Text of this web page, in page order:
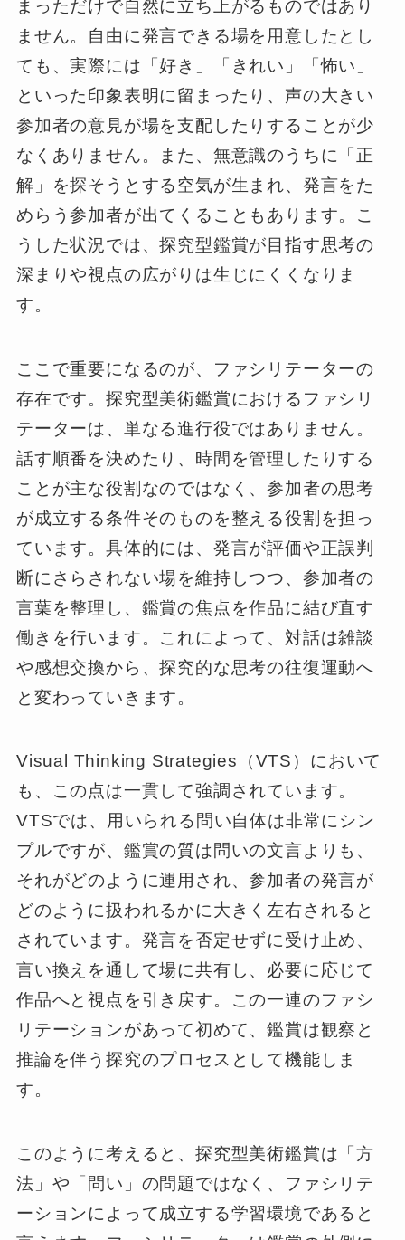
まっただけで自然に立ち上がるものではあり
ません。自由に発言できる場を用意したとし
ても、実際には「好き」「きれい」「怖い」
といった印象表明に留まったり、声の大きい
参加者の意見が場を支配したりすることが少
なくありません。また、無意識のうちに「正
解」を探そうとする空気が生まれ、発言をた
めらう参加者が出てくることもあります。こ
うした状況では、探究型鑑賞が目指す思考の
深まりや視点の広がりは生じにくくなりま
す。
ここで重要になるのが、ファシリテーターの
存在です。探究型美術鑑賞におけるファシリ
テーターは、単なる進行役ではありません。
話す順番を決めたり、時間を管理したりする
ことが主な役割なのではなく、参加者の思考
が成立する条件そのものを整える役割を担っ
ています。具体的には、発言が評価や正誤判
断にさらされない場を維持しつつ、参加者の
言葉を整理し、鑑賞の焦点を作品に結び直す
働きを行います。これによって、対話は雑談
や感想交換から、探究的な思考の往復運動へ
と変わっていきます。
Visual Thinking Strategies（VTS）において
も、この点は一貫して強調されています。
VTSでは、用いられる問い自体は非常にシン
プルですが、鑑賞の質は問いの文言よりも、
それがどのように運用され、参加者の発言が
どのように扱われるかに大きく左右されると
されています。発言を否定せずに受け止め、
言い換えを通して場に共有し、必要に応じて
作品へと視点を引き戻す。この一連のファシ
リテーションがあって初めて、鑑賞は観察と
推論を伴う探究のプロセスとして機能しま
す。
このように考えると、探究型美術鑑賞は「方
法」や「問い」の問題ではなく、ファシリテ
ーションによって成立する学習環境であると